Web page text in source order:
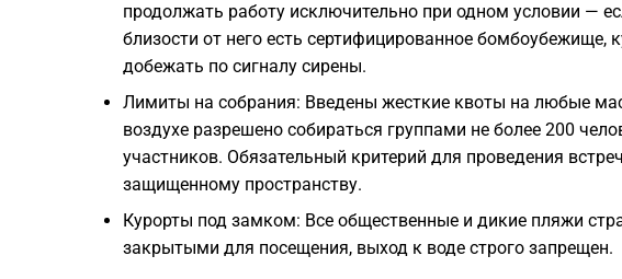
продолжать работу исключительно при одном условии —
близости от него есть сертифицированное бомбоубежище,
добежать по сигналу сирены.
Лимиты на собрания: Введены жесткие квоты на любые
воздухе разрешено собираться группами не более 200
участников. Обязательный критерий для проведения
защищенному пространству.
Курорты под замком: Все общественные и дикие пляжи
закрытыми для посещения, выход к воде строго запрещен.